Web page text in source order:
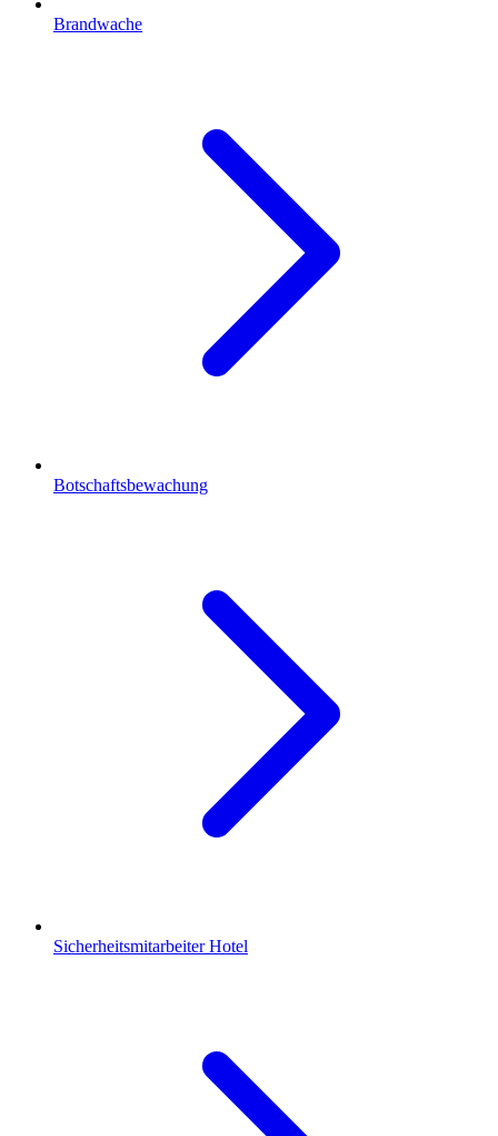
Brandwache
Botschaftsbewachung
Sicherheitsmitarbeiter Hotel